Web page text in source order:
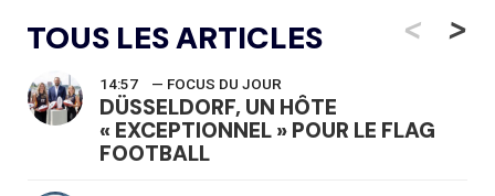
TOUS LES ARTICLES <
14:57 — FOCUS DU JOUR
DÜSSELDORF, UN HÔTE
« EXCEPTIONNEL » POUR LE FLAG
FOOTBALL
>